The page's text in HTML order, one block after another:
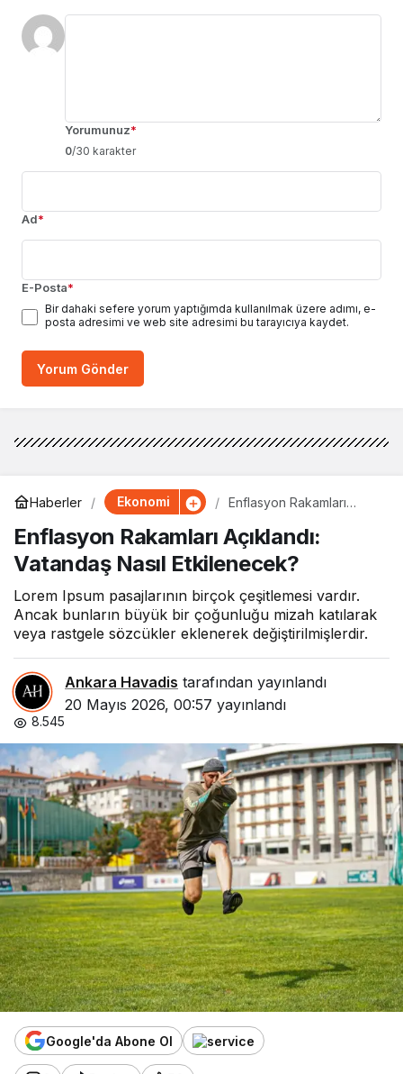
Yorumunuz*
0/30 karakter
Ad*
E-Posta*
Bir dahaki sefere yorum yaptığımda kullanılmak üzere adımı, e-
posta adresimi ve web site adresimi bu tarayıcıya kaydet.
Yorum Gönder
Haberler Ekonomi
Enflasyon Rakamları
Etkilenecek?
Enflasyon Rakamları Açıklandı:
Vatandaş Nasıl Etkilenecek?
Lorem Ipsum pasajlarının birçok çeşitlemesi vardır.
Ancak bunların büyük bir çoğunluğu mizah katılarak
veya rastgele sözcükler eklenerek değiştirilmişlerdir.
Ankara Havadis tarafından yayınlandı
20 Mayıs 2026, 00:57 yayınlandı
8.545
Google'da Abone Ol